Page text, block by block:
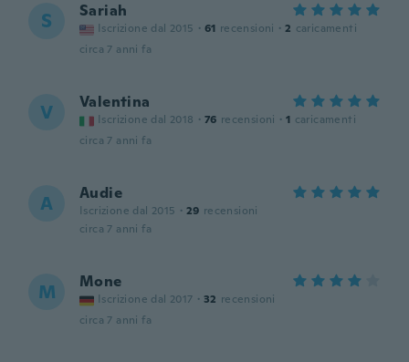
S Sariah
Iscrizione dal 2015 · 61 recensioni · 2 caricamenti
circa 7 anni fa
V Valentina
Iscrizione dal 2018 · 76 recensioni · 1 caricamenti
circa 7 anni fa
A Audie
Iscrizione dal 2015 · 29 recensioni
circa 7 anni fa
M Mone
Iscrizione dal 2017 · 32 recensioni
circa 7 anni fa